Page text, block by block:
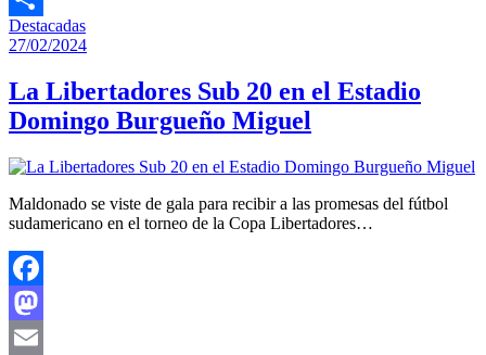
Compartir
Destacadas
27/02/2024
La Libertadores Sub 20 en el Estadio
Domingo Burgueño Miguel
Maldonado se viste de gala para recibir a las promesas del fútbol
sudamericano en el torneo de la Copa Libertadores…
Facebook
Mastodon